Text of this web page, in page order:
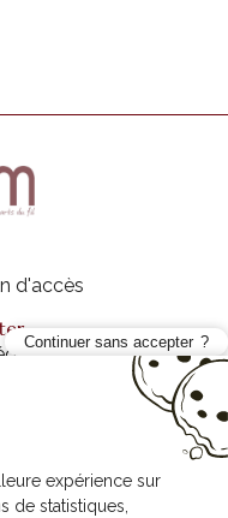
d'accès
Continuer sans accepter
expérience sur
de statistiques,